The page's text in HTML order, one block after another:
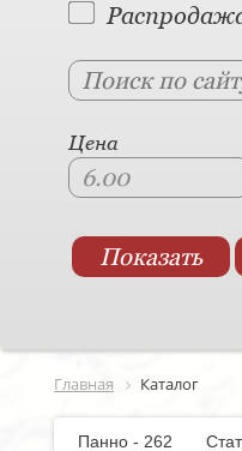
Цена
Главная Каталог
Панно - 262